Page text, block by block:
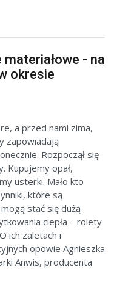
- na
okresie
a przed nami zima,
zapowiadają
Rozpoczął się
Kupujemy opał,
usterki. Mało kto
które są
stać się dużą
ciepła – rolety
ich zaletach i
opowie Agnieszka
Anwis, producenta